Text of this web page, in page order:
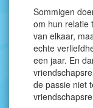
Sommigen
om hun relatie
van elkaar,
echte
een jaar. En
de passie niet